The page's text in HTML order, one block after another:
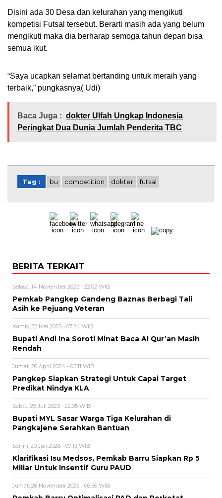
Disini ada 30 Desa dan kelurahan yang mengikuti
kompetisi Futsal tersebut. Berarti masih ada yang belum
mengikuti maka dia berharap semoga tahun depan bisa
semua ikut.
“Saya ucapkan selamat bertanding untuk meraih yang
terbaik,” pungkasnya( Udi)
Baca Juga : dokter Ulfah Ungkap Indonesia
Peringkat Dua Dunia Jumlah Penderita TBC
Tag : bu competition dokter futsal
BERITA TERKAIT
Selasa, 14 November 2023 - 22:02 WIB
Pemkab Pangkep Gandeng Baznas Berbagi Tali
Asih ke Pejuang Veteran
Kamis, 22 Mei 2025 - 07:24 WIB
Bupati Andi Ina Soroti Minat Baca Al Qur’an Masih
Rendah
Jumat, 26 April 2024 - 05:11 WIB
Pangkep Siapkan Strategi Untuk Capai Target
Predikat Nindya KLA
Sabtu, 29 Juli 2023 - 22:05 WIB
Bupati MYL Sasar Warga Tiga Kelurahan di
Pangkajene Serahkan Bantuan
Senin, 20 Juli 2026 - 07:13 WIB
Klarifikasi Isu Medsos, Pemkab Barru Siapkan Rp 5
Miliar Untuk Insentif Guru PAUD
Jumat, 28 November 2025 - 06:56 WIB